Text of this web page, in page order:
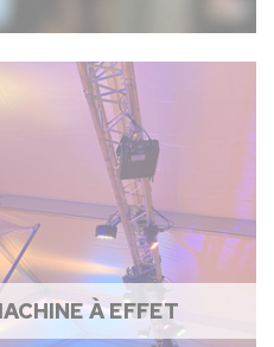
À EFFET